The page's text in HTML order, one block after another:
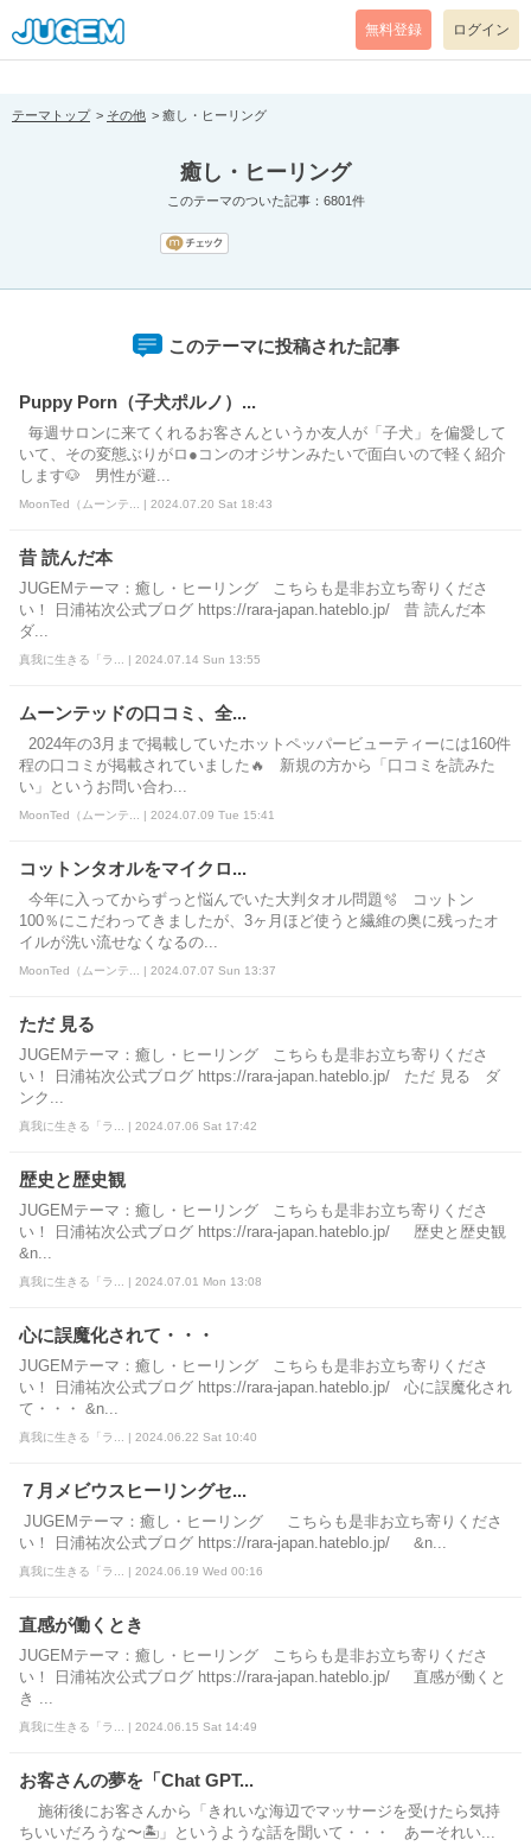
[pear_error: message="Success" code=0 mode=return level=notice
prefix="" info=""]
無料登録 ログイン
テーマトップ その他 癒し・ヒーリング
癒し・ヒーリング
このテーマのついた記事：6801件
このテーマに投稿された記事
Puppy Porn（子犬ポルノ）...
毎週サロンに来てくれるお客さんというか友人が「子犬」を偏愛して
いて、その変態ぶりがロ●コンのオジサンみたいで面白いので軽く紹介
します🐶 男性が避...
MoonTed（ムーンテ... | 2024.07.20 Sat 18:43
昔 読んだ本
JUGEMテーマ：癒し・ヒーリング こちらも是非お立ち寄りくださ
い！ 日浦祐次公式ブログ https://rara-japan.hateblo.jp/ 昔 読んだ本
ダ...
真我に生きる「ラ... | 2024.07.14 Sun 13:55
ムーンテッドの口コミ、全...
2024年の3月まで掲載していたホットペッパービューティーには160件
程の口コミが掲載されていました🔥 新規の方から「口コミを読みた
い」というお問い合わ...
MoonTed（ムーンテ... | 2024.07.09 Tue 15:41
コットンタオルをマイクロ...
今年に入ってからずっと悩んでいた大判タオル問題🫧 コットン
100％にこだわってきましたが、3ヶ月ほど使うと繊維の奥に残ったオ
イルが洗い流せなくなるの...
MoonTed（ムーンテ... | 2024.07.07 Sun 13:37
ただ 見る
JUGEMテーマ：癒し・ヒーリング こちらも是非お立ち寄りくださ
い！ 日浦祐次公式ブログ https://rara-japan.hateblo.jp/ ただ 見る ダ
ンク...
真我に生きる「ラ... | 2024.07.06 Sat 17:42
歴史と歴史観
JUGEMテーマ：癒し・ヒーリング こちらも是非お立ち寄りくださ
い！ 日浦祐次公式ブログ https://rara-japan.hateblo.jp/ 歴史と歴史観
&n...
真我に生きる「ラ... | 2024.07.01 Mon 13:08
心に誤魔化されて・・・
JUGEMテーマ：癒し・ヒーリング こちらも是非お立ち寄りくださ
い！ 日浦祐次公式ブログ https://rara-japan.hateblo.jp/ 心に誤魔化され
て・・・ &n...
真我に生きる「ラ... | 2024.06.22 Sat 10:40
７月メビウスヒーリングセ...
JUGEMテーマ：癒し・ヒーリング こちらも是非お立ち寄りくださ
い！ 日浦祐次公式ブログ https://rara-japan.hateblo.jp/ &n...
真我に生きる「ラ... | 2024.06.19 Wed 00:16
直感が働くとき
JUGEMテーマ：癒し・ヒーリング こちらも是非お立ち寄りくださ
い！ 日浦祐次公式ブログ https://rara-japan.hateblo.jp/ 直感が働くと
き ...
真我に生きる「ラ... | 2024.06.15 Sat 14:49
お客さんの夢を「Chat GPT...
施術後にお客さんから「きれいな海辺でマッサージを受けたら気持
ちいいだろうな〜🏝️」というような話を聞いて・・・ あーそれい...